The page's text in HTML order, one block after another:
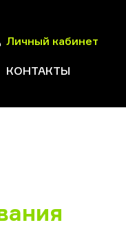
Личный кабинет
КОНТАКТЫ